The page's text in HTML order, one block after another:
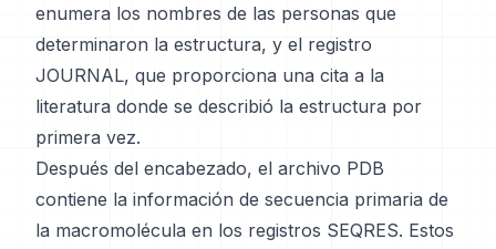
enumera los nombres de las personas que
determinaron la estructura, y el registro
JOURNAL, que proporciona una cita a la
literatura donde se describió la estructura por
primera vez.
Después del encabezado, el archivo PDB
contiene la información de secuencia primaria de
la macromolécula en los registros SEQRES. Estos